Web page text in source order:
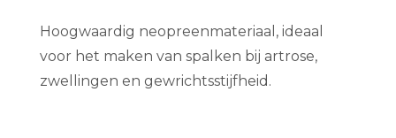
Hoogwaardig neopreenmateriaal, ideaal
voor het maken van spalken bij artrose,
zwellingen en gewrichtsstijfheid.